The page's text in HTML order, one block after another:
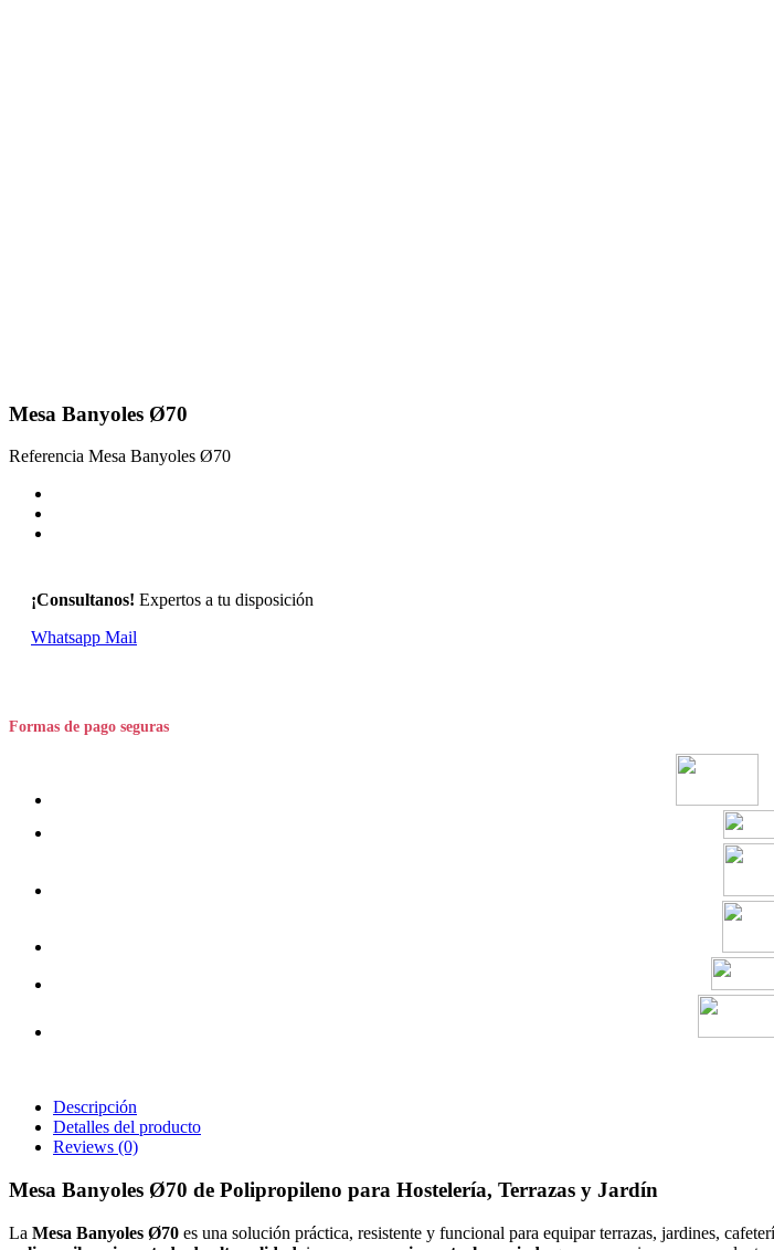
Mesa Banyoles Ø70
Referencia Mesa Banyoles Ø70
¡Consultanos! Expertos a tu disposición
Whatsapp Mail
Formas de pago seguras
Descripción
Detalles del producto
Reviews (0)
Mesa Banyoles Ø70 de Polipropileno para Hostelería, Terrazas y Jardín
La Mesa Banyoles Ø70 es una solución práctica, resistente y funcional para equipar terrazas, jardines,